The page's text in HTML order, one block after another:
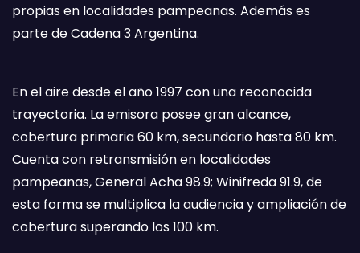
propias en localidades pampeanas. Además es
parte de Cadena 3 Argentina.
En el aire desde el año 1997 con una reconocida
trayectoria. La emisora posee gran alcance,
cobertura primaria 60 km, secundario hasta 80 km.
Cuenta con retransmisión en localidades
pampeanas, General Acha 98.9; Winifreda 91.9, de
esta forma se multiplica la audiencia y ampliación de
cobertura superando los 100 km.